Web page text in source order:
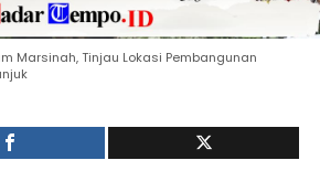
Marsinah, Tinjau Lokasi Pembangunan